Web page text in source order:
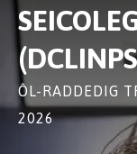
ÔL-RADDEDIG
2026